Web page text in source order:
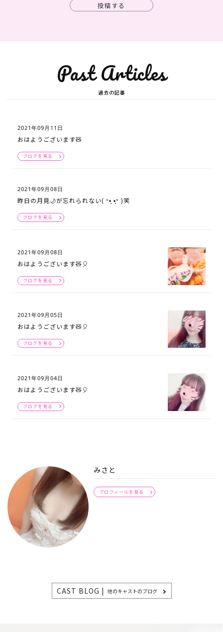
投稿する
Past Articles
過去の記事
2021年09月11日
おはようございます🧸
ブログを見る
2021年09月08日
昨日の月見🌙が忘れられない( ᐡ•̥ •̥ᐡ )‬笑
ブログを見る
2021年09月08日
おはようございます🧸🎈
ブログを見る
2021年09月05日
おはようございます🧸🎈
ブログを見る
2021年09月04日
おはようございます🧸🎈
ブログを見る
みさと
プロフィールを見る
CAST BLOG | 他のキャストのブログ